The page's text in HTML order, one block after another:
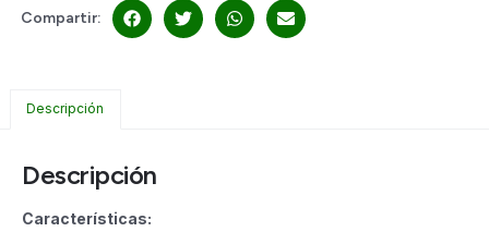
Compartir:
Descripción
Descripción
Características: